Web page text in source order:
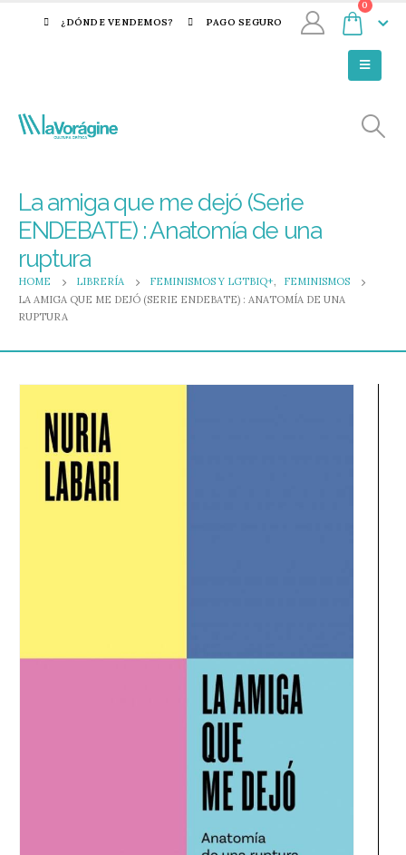
¿DÓNDE VENDEMOS? PAGO SEGURO
0
La amiga que me dejó (Serie
ENDEBATE) : Anatomía de una
ruptura
HOME LIBRERÍA FEMINISMOS Y LGTBIQ+,
FEMINISMOS
LA AMIGA QUE ME DEJÓ (SERIE ENDEBATE) : ANATOMÍA DE UNA
RUPTURA